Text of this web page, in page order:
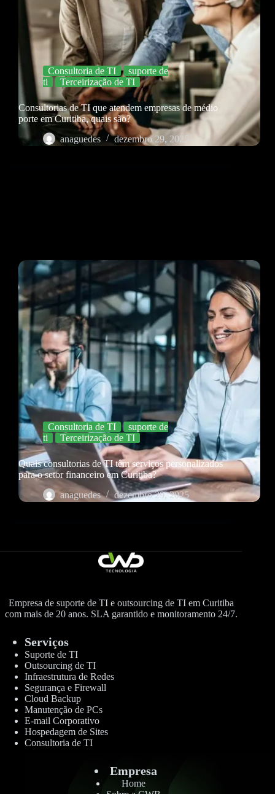
Consultoria de TI
suporte de
ti
Terceirização de TI
Consultorias de TI que atendem empresas de médio
porte em Curitiba, quais são?
anaguedes
dezembro 29, 2025
Consultoria de TI
suporte de
ti
Terceirização de TI
Quais consultorias de TI têm serviços personalizados
para o setor financeiro em Curitiba?
anaguedes
dezembro 29, 2025
Empresa de suporte de TI e outsourcing de TI em Curitiba
com mais de 20 anos. SLA garantido e monitoramento 24/7.
Serviços
Suporte de TI
Outsourcing de TI
Infraestrutura de Redes
Segurança e Firewall
Cloud Backup
Manutenção de PCs
E-mail Corporativo
Hospedagem de Sites
Consultoria de TI
Empresa
Home